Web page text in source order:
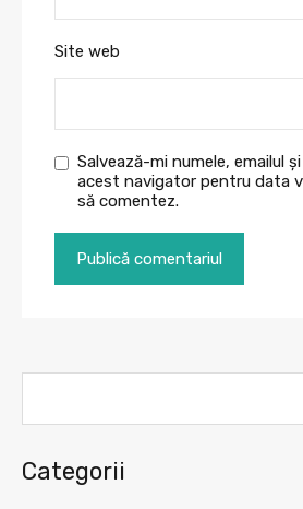
Site web
Salvează-mi numele, emailul
acest navigator pentru data
să comentez.
Categorii